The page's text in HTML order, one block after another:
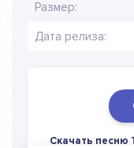
Размер:
Дата релиза:
Скачать песню